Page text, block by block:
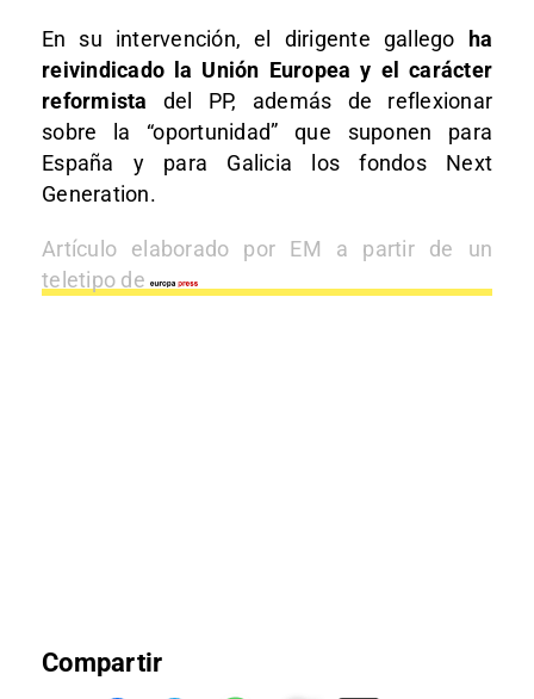
En su intervención, el dirigente gallego ha
reivindicado la Unión Europea y el carácter
reformista del PP, además de reflexionar
sobre la “oportunidad” que suponen para
España y para Galicia los fondos Next
Generation.
Artículo elaborado por EM a partir de un
teletipo de
Compartir